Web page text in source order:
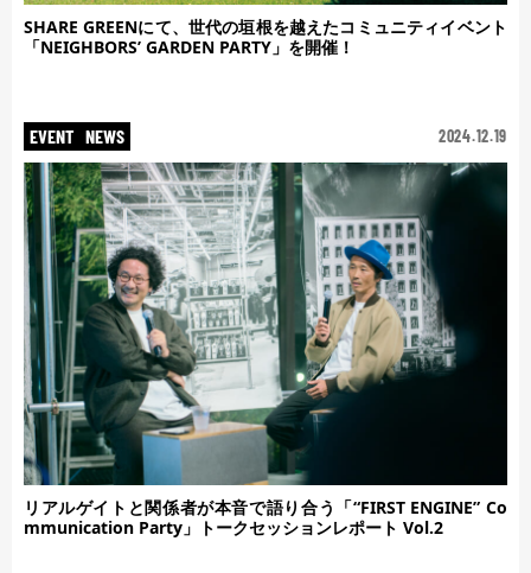
SHARE GREENにて、世代の垣根を越えたコミュニティイベント
「NEIGHBORS’ GARDEN PARTY」を開催！
EVENT NEWS 2024.12.19
リアルゲイトと関係者が本音で語り合う「“FIRST ENGINE” Co
mmunication Party」トークセッションレポート Vol.2